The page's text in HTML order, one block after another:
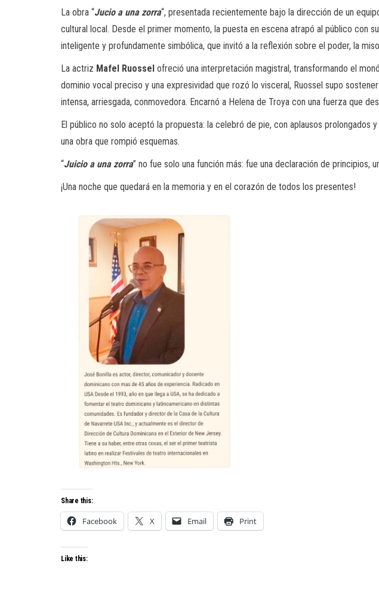
La obra “Jucio a una zorra“, presentada recientemente bajo la dirección de un
cultural local. Desde el primer momento, la puesta en escena atrapó al público con
inteligente y profundamente simbólica, que invitó a la reflexión sobre el poder, la
La actriz Mafel Ruossel ofreció una interpretación magistral, transformando el
dominio vocal preciso y una expresividad que rozó lo visceral, Ruossel supo
intensa, arriesgada, conmovedora. Encarnó a Helena de Troya con una fuerza que
El público no solo aceptó la propuesta: la celebró de pie, con aplausos
una obra que rompió esquemas.
“Juicio a una zorra” no fue solo una función más: fue una declaración de principios,
¡Una noche que quedará en la memoria y en el corazón de todos los presentes!
Share this:
Facebook X Email Print
Like this: